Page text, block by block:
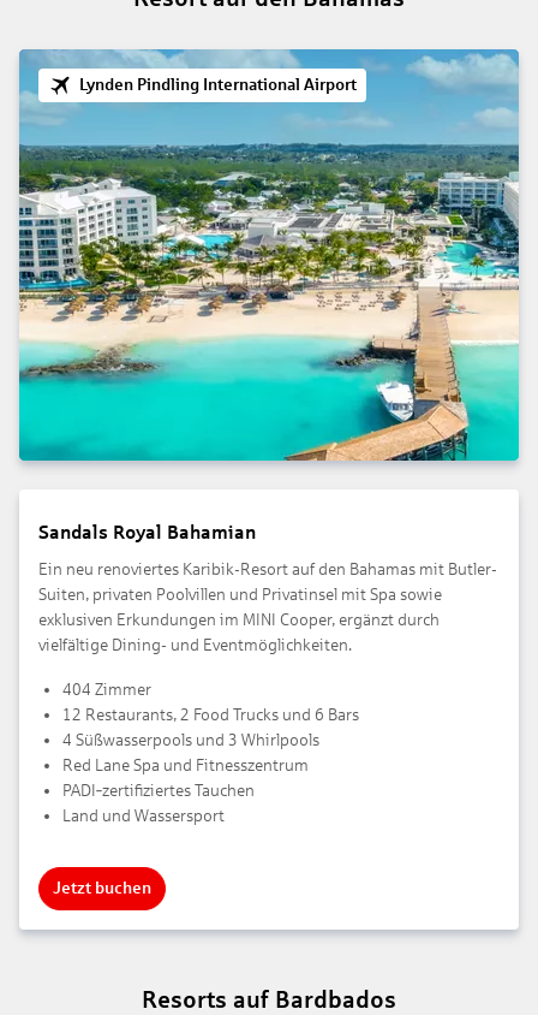
Lynden Pindling International Airport
Sandals Royal Bahamian
Ein neu renoviertes Karibik-Resort auf den Bahamas mit Butler-
Suiten, privaten Poolvillen und Privatinsel mit Spa sowie
exklusiven Erkundungen im MINI Cooper, ergänzt durch
vielfältige Dining- und Eventmöglichkeiten.
404 Zimmer
12 Restaurants, 2 Food Trucks und 6 Bars
4 Süßwasserpools und 3 Whirlpools
Red Lane Spa und Fitnesszentrum
PADI‑zertifiziertes Tauchen
Land und Wassersport
Jetzt buchen
Resorts auf Bardbados